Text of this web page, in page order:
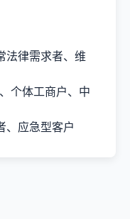
法律需求者、维
个体工商户、中
、应急型客户